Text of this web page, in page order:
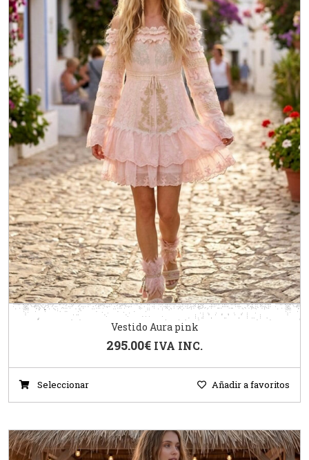
Vestido Aura pink
295.00€ IVA INC.
Seleccionar Añadir a favoritos